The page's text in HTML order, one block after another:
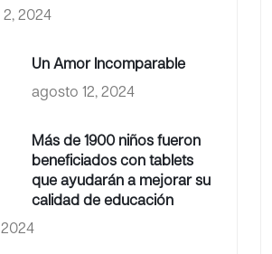
2024
Un Amor Incomparable
agosto 12, 2024
Más de 1900 niños fueron
beneficiados con tablets
que ayudarán a mejorar su
calidad de educación